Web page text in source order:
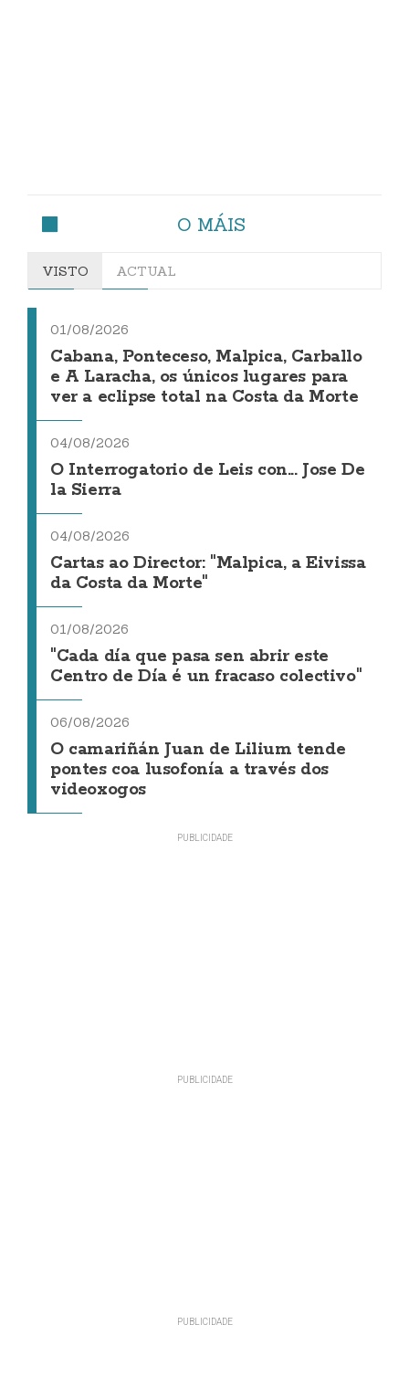
O MÁIS
VISTO ACTUAL
01/08/2026
Cabana, Ponteceso, Malpica, Carballo
e A Laracha, os únicos lugares para
ver a eclipse total na Costa da Morte
04/08/2026
O Interrogatorio de Leis con... Jose De
la Sierra
04/08/2026
Cartas ao Director: "Malpica, a Eivissa
da Costa da Morte"
01/08/2026
"Cada día que pasa sen abrir este
Centro de Día é un fracaso colectivo"
06/08/2026
O camariñán Juan de Lilium tende
pontes coa lusofonía a través dos
videoxogos